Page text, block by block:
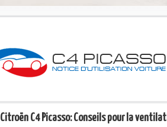
Citroën C4 Picasso: Conseils pour la